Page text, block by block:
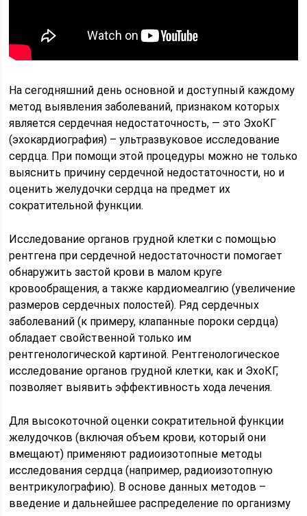
На сегодняшний день основной и доступный каждому
метод выявления заболеваний, признаком которых
является сердечная недостаточность, — это ЭхоКГ
(эхокардиография) – ультразвуковое исследование
сердца. При помощи этой процедуры можно не только
выяснить причину сердечной недостаточности, но и
оценить желудочки сердца на предмет их
сократительной функции.
Исследование органов грудной клетки с помощью
рентгена при сердечной недостаточности помогает
обнаружить застой крови в малом круге
кровообращения, а также кардиомеалгию (увеличение
размеров сердечных полостей). Ряд сердечных
заболеваний (к примеру, клапанные пороки сердца)
обладает свойственной только им
рентгенологической картиной. Рентгенологическое
исследование органов грудной клетки, как и ЭхоКГ,
позволяет выявить эффективность хода лечения.
Для высокоточной оценки сократительной функции
желудочков (включая объем крови, который они
вмещают) применяют радиоизотопные методы
исследования сердца (например, радиоизотопную
вентрикулографию). В основе данных методов –
введение и дальнейшее распределение по организму